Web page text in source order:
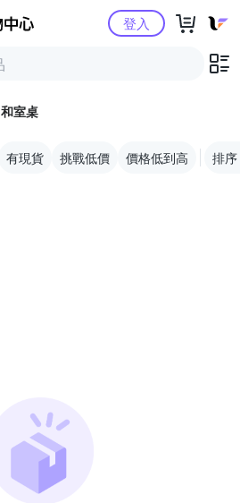
Yahoo購物中心登入
和室桌
有現貨 挑戰低價 價格低到高 排序